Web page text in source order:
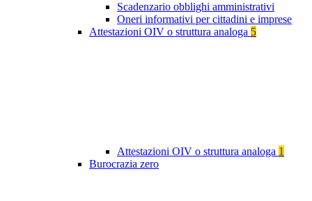
Scadenzario obblighi amministrativi
Oneri informativi per cittadini e imprese
Attestazioni OIV o struttura analoga 5
Attestazioni OIV o struttura analoga 1
Burocrazia zero